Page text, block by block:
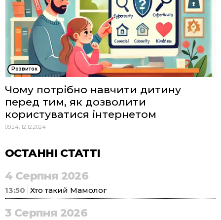
Розвиток
Чому потрібно навчити дитину
перед тим, як дозволити
користуватися інтернетом
09:24, 12.12.2024
ОСТАННІ СТАТТІ
4 Серпня 2026
13:50 Хто такий Мамолог
3 Серпня 2026